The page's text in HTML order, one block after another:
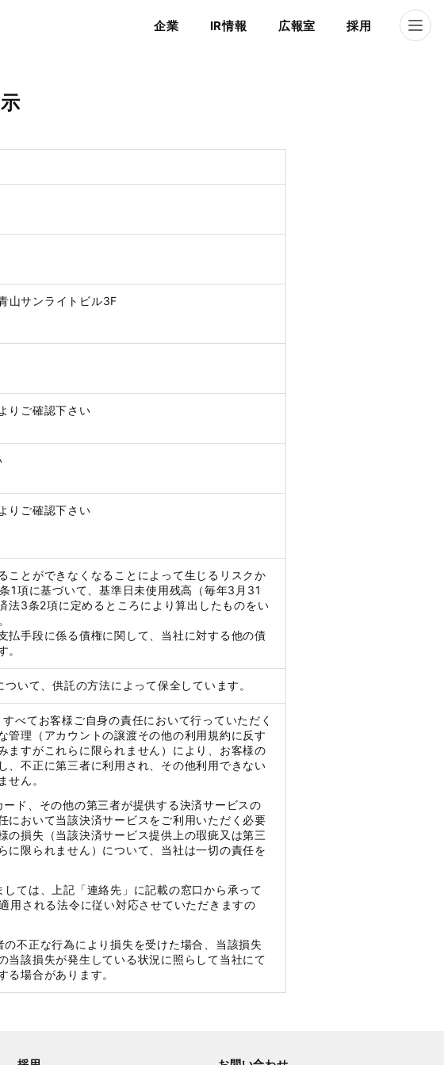
企業 IR情報 広報室 採用
サンライトビル3F
よりご確認下さい
りご確認下さい
ことができなくなることによって生じるリスクか
1項に基づいて、基準日未使用残高（毎年3月31
法3条2項に定めるところにより算出したものをい
払手段に係る債権に関して、当社に対する他の債
。
いて、供託の方法によって保全しています。
べてお客様ご自身の責任において行っていただく
管理（アカウントの譲渡その他の利用規約に反す
ますがこれらに限られません）により、お客様の
、不正に第三者に利用され、その他利用できない
せん。
ド、その他の第三者が提供する決済サービスの
において当該決済サービスをご利用いただく必要
損失（当該決済サービス提供上の瑕疵又は第三
限られません）について、当社は一切の責任を
ては、上記「連絡先」に記載の窓口から承って
用される法令に従い対応させていただきますの
不正な行為により損失を受けた場合、当該損失
該損失が発生している状況に照らして当社にて
場合があります。